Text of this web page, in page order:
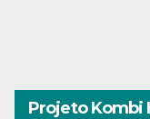
Projeto Kombi